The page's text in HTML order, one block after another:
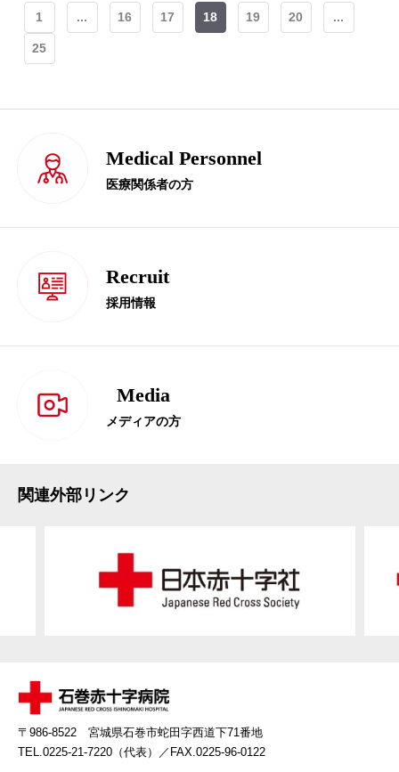
1 ... 16 17 18 19 20 ...
25
Medical Personnel
医療関係者の方
Recruit
採用情報
Media
メディアの方
関連外部リンク
〒986-8522 宮城県石巻市蛇田字西道下71番地
TEL.0225-21-7220（代表）
／FAX.0225-96-0122